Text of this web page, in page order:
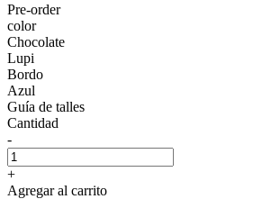
Pre-order
color
Chocolate
Lupi
Bordo
Azul
Guía de talles
Cantidad
-
+
Agregar al carrito